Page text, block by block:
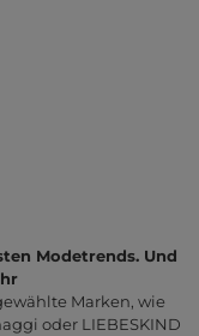
Modetrends. Und
Marken, wie
oder LIEBESKIND